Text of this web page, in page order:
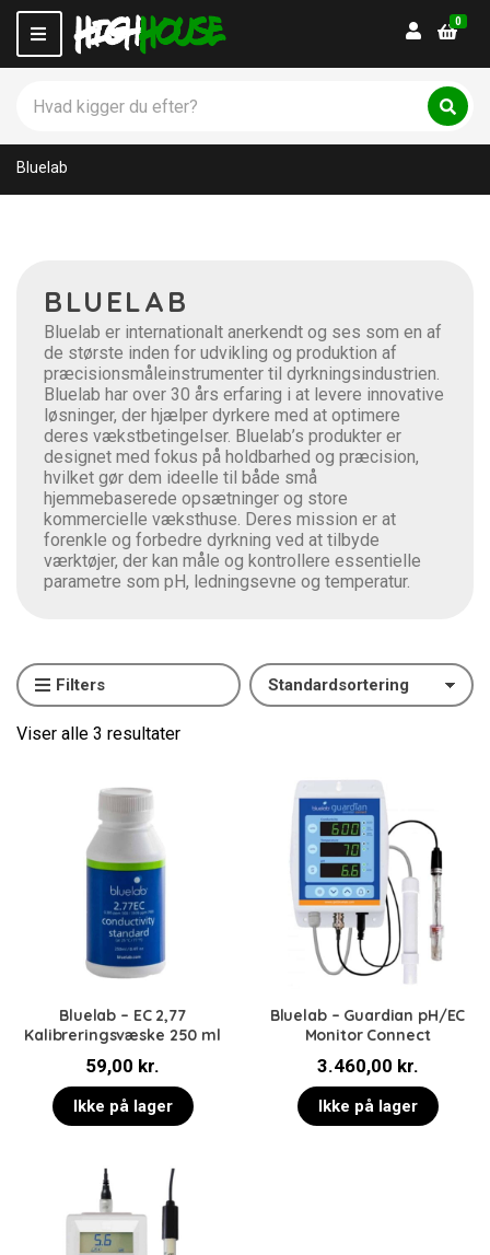
M
e
u
t
e
g
r
o
S
Login
0
Bluelab
BLUELAB
Bluelab er internationalt anerkendt og ses som en af
de største inden for udvikling og produktion af
præcisionsmåleinstrumenter til dyrkningsindustrien.
Bluelab har over 30 års erfaring i at levere innovative
løsninger, der hjælper dyrkere med at optimere
deres vækstbetingelser. Bluelab’s produkter er
designet med fokus på holdbarhed og præcision,
hvilket gør dem ideelle til både små
hjemmebaserede opsætninger og store
kommercielle væksthuse. Deres mission er at
forenkle og forbedre dyrkning ved at tilbyde
værktøjer, der kan måle og kontrollere essentielle
parametre som pH, ledningsevne og temperatur​.
Filters
Viser alle 3 resultater
Bluelab – EC 2,77
Kalibreringsvæske 250 ml
59,00 kr.
Ikke på lager
Bluelab – Guardian pH/EC
Monitor Connect
3.460,00 kr.
Ikke på lager